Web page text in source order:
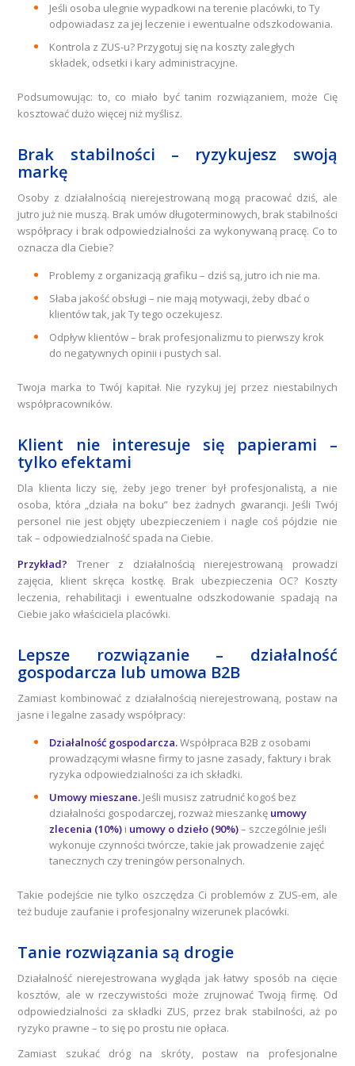
Jeśli osoba ulegnie wypadkowi na terenie placówki, to Ty
odpowiadasz za jej leczenie i ewentualne odszkodowania.
Kontrola z ZUS-u? Przygotuj się na koszty zaległych
składek, odsetki i kary administracyjne.
Podsumowując: to, co miało być tanim rozwiązaniem, może Cię
kosztować dużo więcej niż myślisz.
Brak stabilności – ryzykujesz swoją
markę
Osoby z działalnością nierejestrowaną mogą pracować dziś, ale
jutro już nie muszą. Brak umów długoterminowych, brak stabilności
współpracy i brak odpowiedzialności za wykonywaną pracę. Co to
oznacza dla Ciebie?
Problemy z organizacją grafiku – dziś są, jutro ich nie ma.
Słaba jakość obsługi – nie mają motywacji, żeby dbać o
klientów tak, jak Ty tego oczekujesz.
Odpływ klientów – brak profesjonalizmu to pierwszy krok
do negatywnych opinii i pustych sal.
Twoja marka to Twój kapitał. Nie ryzykuj jej przez niestabilnych
współpracowników.
Klient nie interesuje się papierami –
tylko efektami
Dla klienta liczy się, żeby jego trener był profesjonalistą, a nie
osoba, która „działa na boku” bez żadnych gwarancji. Jeśli Twój
personel nie jest objęty ubezpieczeniem i nagle coś pójdzie nie
tak – odpowiedzialność spada na Ciebie.
Przykład? Trener z działalnością nierejestrowaną prowadzi
zajęcia, klient skręca kostkę. Brak ubezpieczenia OC? Koszty
leczenia, rehabilitacji i ewentualne odszkodowanie spadają na
Ciebie jako właściciela placówki.
Lepsze rozwiązanie – działalność
gospodarcza lub umowa B2B
Zamiast kombinować z działalnością nierejestrowaną, postaw na
jasne i legalne zasady współpracy:
Działalność gospodarcza.Współpraca B2B z osobami
prowadzącymi własne firmy to jasne zasady, faktury i brak
ryzyka odpowiedzialności za ich składki.
Umowy mieszane. Jeśli musisz zatrudnić kogoś bez
działalności gospodarczej, rozważ mieszankę umowy
zlecenia (10%) i umowy o dzieło (90%)– szczególnie jeśli
wykonuje czynności twórcze, takie jak prowadzenie zajęć
tanecznych czy treningów personalnych.
Takie podejście nie tylko oszczędza Ci problemów z ZUS-em, ale
też buduje zaufanie i profesjonalny wizerunek placówki.
Tanie rozwiązania są drogie
Działalność nierejestrowana wygląda jak łatwy sposób na cięcie
kosztów, ale w rzeczywistości może zrujnować Twoją firmę. Od
odpowiedzialności za składki ZUS, przez brak stabilności, aż po
ryzyko prawne – to się po prostu nie opłaca.
Zamiast szukać dróg na skróty, postaw na profesjonalne